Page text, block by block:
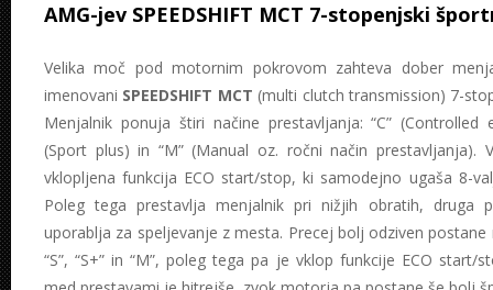
AMG-jev SPEEDSHIFT MCT 7-stopenjski
Velika moč pod motornim pokrovom zahteva dober
imenovani SPEEDSHIFT MCT (multi clutch transmission) 7-
Menjalnik ponuja štiri načine prestavljanja: “C” (Controlled
(Sport plus) in “M” (Manual oz. ročni način prestavljanja).
vklopljena funkcija ECO start/stop, ki samodejno ugaša 8-
Poleg tega prestavlja menjalnik pri nižjih obratih, druga
uporablja za speljevanje z mesta. Precej bolj odziven
“S”, “S+” in “M”, poleg tega pa je vklop funkcije ECO start/